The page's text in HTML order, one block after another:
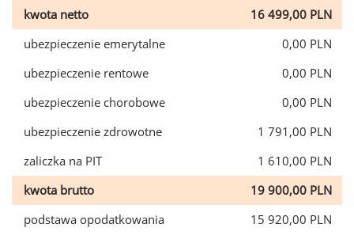
kwota netto
16 499,00 PLN
ubezpieczenie emerytalne
0,00 PLN
ubezpieczenie rentowe
0,00 PLN
ubezpieczenie chorobowe
0,00 PLN
ubezpieczenie zdrowotne
1 791,00 PLN
zaliczka na PIT
1 610,00 PLN
kwota brutto
19 900,00 PLN
podstawa opodatkowania
15 920,00 PLN